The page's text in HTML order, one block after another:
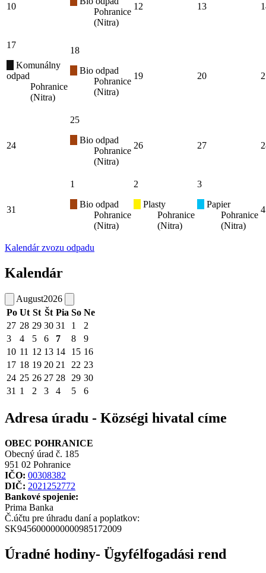
10
Pohranice
(Nitra)
12 13
17
Komunálny
odpad
Pohranice
(Nitra)
18
Bio odpad
Pohranice
(Nitra)
19 20
24
25
Bio odpad
Pohranice
(Nitra)
26 27
31
1
Bio odpad
Pohranice
(Nitra)
2
Plasty
Pohranice
(Nitra)
3
Papier
Pohranice
(Nitra)
4
Kalendár zvozu odpadu
Kalendár
August2026
Po Ut St Št Pia So Ne
27 28 29 30 31 1
2
3
4 5 6 7 8
9
10 11 12 13 14 15 16
17 18 19 20 21 22 23
24 25 26 27 28 29 30
31 1 2 3 4 5 6
Adresa úradu - Községi hivatal címe
OBEC POHRANICE
Obecný úrad č. 185
951 02 Pohranice
IČO: 00308382
DIČ: 2021252772
Bankové spojenie:
Prima Banka
Č.účtu pre úhradu daní a poplatkov:
SK9456000000000985172009
Úradné hodiny- Ügyfélfogadási rend